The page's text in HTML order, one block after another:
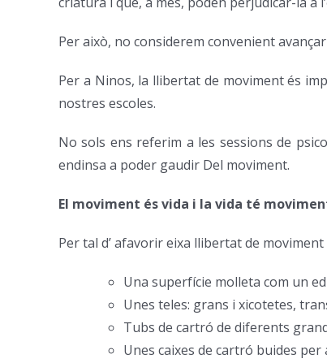
Per això, no considerem convenient
Per a Ninos, la llibertat de moviment és
nostres escoles.
No sols ens referim a les sessions de
endinsa a poder gaudir Del moviment.
El moviment és vida i la vida té
Per tal d’ afavorir eixa llibertat de moviment
Una superfície molleta com un
Unes teles: grans i xicotetes,
Tubs de cartró de diferents
Unes caixes de cartró buides